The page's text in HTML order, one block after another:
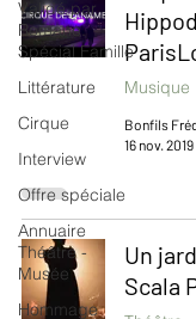
Validé par
Romane.
Spécial Famille
Littérature
Cirque
Interview
Offre spéciale
Annuaire
Théâtre -
Musée
Hommage
Musique
Bonfils
16 nov. 2019
Un
Scala